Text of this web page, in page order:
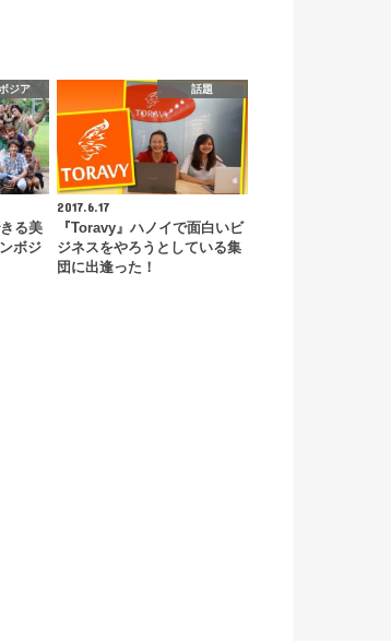
ジア
る美
ボジ
話題
2017.6.17
『Toravy』ハノイで面白いビ
ジネスをやろうとしている集
団に出逢った！